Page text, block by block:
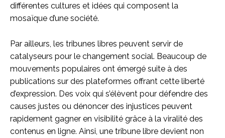
différentes cultures et idées qui composent la
mosaïque d’une société.
Par ailleurs, les tribunes libres peuvent servir de
catalyseurs pour le changement social. Beaucoup de
mouvements populaires ont émergé suite à des
publications sur des plateformes offrant cette liberté
d’expression. Des voix qui s’élèvent pour défendre des
causes justes ou dénoncer des injustices peuvent
rapidement gagner en visibilité grâce à la viralité des
contenus en ligne. Ainsi, une tribune libre devient non